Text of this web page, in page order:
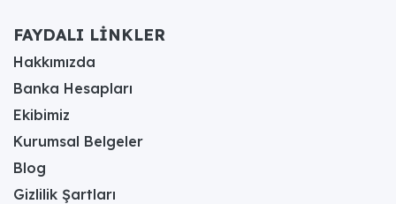
FAYDALI LİNKLER
Hakkımızda
Banka Hesapları
Ekibimiz
Kurumsal Belgeler
Blog
Gizlilik Şartları